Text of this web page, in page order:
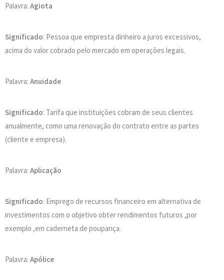
Palavra: Agiota​
Significado: Pessoa que empresta dinheiro a juros excessivos,
acima do valor cobrado pelo mercado em operações legais.
Palavra: Anuidade
Significado: Tarifa que instituições cobram de seus clientes
anualmente, como uma renovação do contrato entre as partes
(cliente e empresa).
Palavra: Aplicação
Significado: Emprego de recursos financeiro em alternativa de
investimentos com o objetivo obter rendimentos futuros ,por
exemplo ,em caderneta de poupança.
Palavra: Apólice